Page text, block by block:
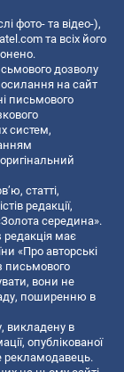
фото- та відео-),
та всіх його
дозволу
на сайт
письмового
систем,
статті,
редакції,
середина».
редакція має
«Про авторські
письмового
вони не
поширенню в
викладену в
опублікованої
рекламодавець.